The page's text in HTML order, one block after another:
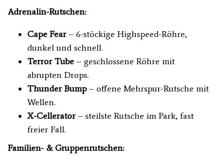
Adrenalin-Rutschen:
Cape Fear– 6-stöckige Highspeed-Röhre,
dunkel und schnell.
Terror Tube – geschlossene Röhre mit
abrupten Drops.
Thunder Bump– offene Mehrspur-Rutsche mit
Wellen.
X-Cellerator– steilste Rutsche im Park, fast
freier Fall.
Familien- & Gruppenrutschen: